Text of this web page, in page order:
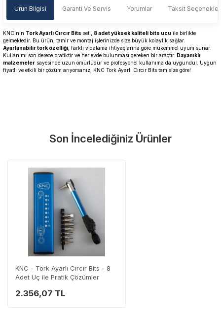
Ürün Bilgisi Garanti Ve Servis Yorumlar Taksit
KNC'nin Tork Ayarlı Cırcır Bits seti, 8 adet yüksek kaliteli bits ucu ile birlikte
gelmektedir. Bu ürün, tamir ve montaj işlerinizde size büyük kolaylık sağlar.
Ayarlanabilir tork özelliği , farklı vidalama ihtiyaçlarına göre mükemmel uyum sunar.
Kullanımı son derece pratiktir ve her evde bulunması gereken bir araçtır. Dayanıklı
malzemeler sayesinde uzun ömürlüdür ve profesyonel kullanıma da uygundur. Uygun
fiyatlı ve etkili bir çözüm arıyorsanız, KNC Tork Ayarlı Cırcır Bits tam size göre!
Tüm ürünlerimiz üretici firma garantisi altındadır. Size en yakın
Neden Güvenli?
Üretici Garantisi
Orijinal garanti belgeli ürünler
Yaygın Servis Ağı
Size en yakın noktayı anında bulun
Destek Hattı
0 (282) 653 99 54
Garanti Kapsamı
Yorum Yaz
Son İncelediğiniz Ürünler
KNC - Tork Ayarlı Cırcır Bits - 8
Adet Uç ile Pratik Çözümler
2.356,07 TL